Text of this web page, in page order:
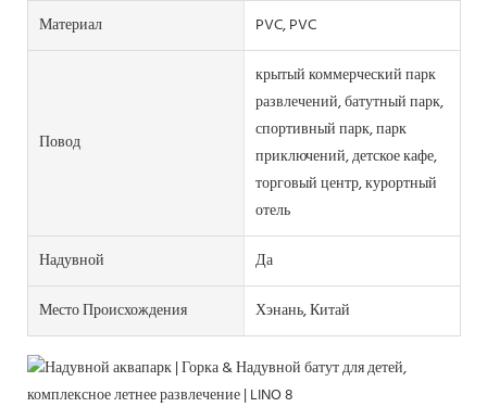
Материал
PVC, PVC
Повод
крытый коммерческий парк
развлечений, батутный парк,
спортивный парк, парк
приключений, детское кафе,
торговый центр, курортный
отель
Надувной
Да
Место Происхождения
Хэнань, Китай